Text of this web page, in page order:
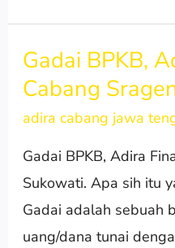
Gadai BPKB,
Cabang
adira cabang jawa
Gadai BPKB, Adira
Sukowati. Apa sih itu
Gadai adalah sebuah
uang/dana tunai
Gadai
BPKB,
Adira
Cabang
Sragen-
Sukowati